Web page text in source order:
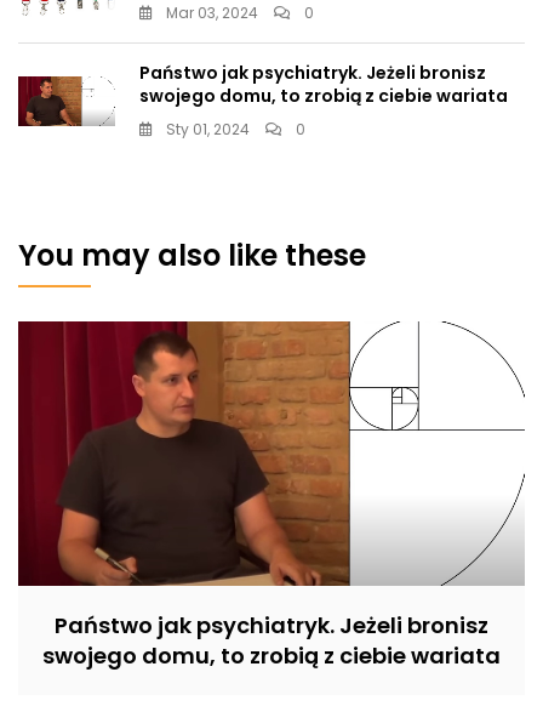
Mar 03, 2024 0
Państwo jak psychiatryk. Jeżeli bronisz
swojego domu, to zrobią z ciebie wariata
Sty 01, 2024 0
You may also like these
Państwo jak psychiatryk. Jeżeli bronisz
swojego domu, to zrobią z ciebie wariata